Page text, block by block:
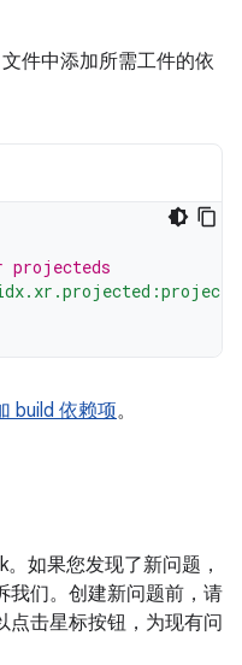
文件中添加所需工件的依
projecteds
build 依赖项。
如果您发现了新问题，
我们。创建新问题前，请
点击星标按钮，为现有问